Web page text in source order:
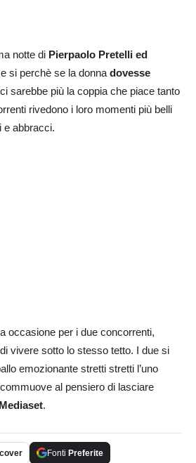
notte di Pierpaolo Pretelli ed
si perchè se la donnadovesse
sarebbe più la coppia che piace tanto
rivedono i loro momenti più belli
e abbracci.
occasione per i due concorrenti,
vivere sotto lo stesso tetto. I due si
emozionante stretti stretti l’uno
al pensiero di lasciare
.
Fonti Preferite